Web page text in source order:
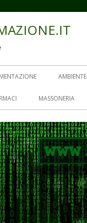
AMBIENTE
MASSONERIA